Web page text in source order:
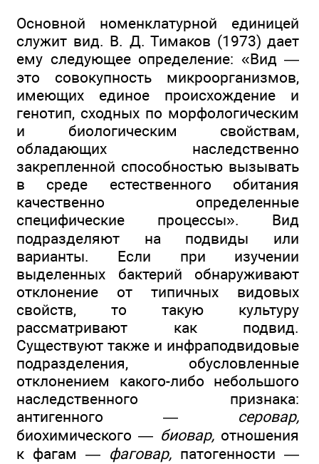
Основной номенклатурной единицей
служит вид. В. Д. Тимаков (1973) дает
ему следующее определение: «Вид —
это совокупность микроорганизмов,
имеющих единое происхождение и
генотип, сходных по морфологическим
и биологическим свойствам,
обладающих наследственно
закрепленной способностью вызывать
в среде естественного обитания
качественно определенные
специфические процессы». Вид
подразделяют на подвиды или
варианты. Если при изучении
выделенных бактерий обнаруживают
отклонение от типичных видовых
свойств, то такую культуру
рассматривают как подвид.
Существуют также и инфраподвидовые
подразделения, обусловленные
отклонением какого-либо небольшого
наследственного признака:
антигенного — серовар,
биохимического — биовар,отношения
к фагам — фаговар, патогенности —